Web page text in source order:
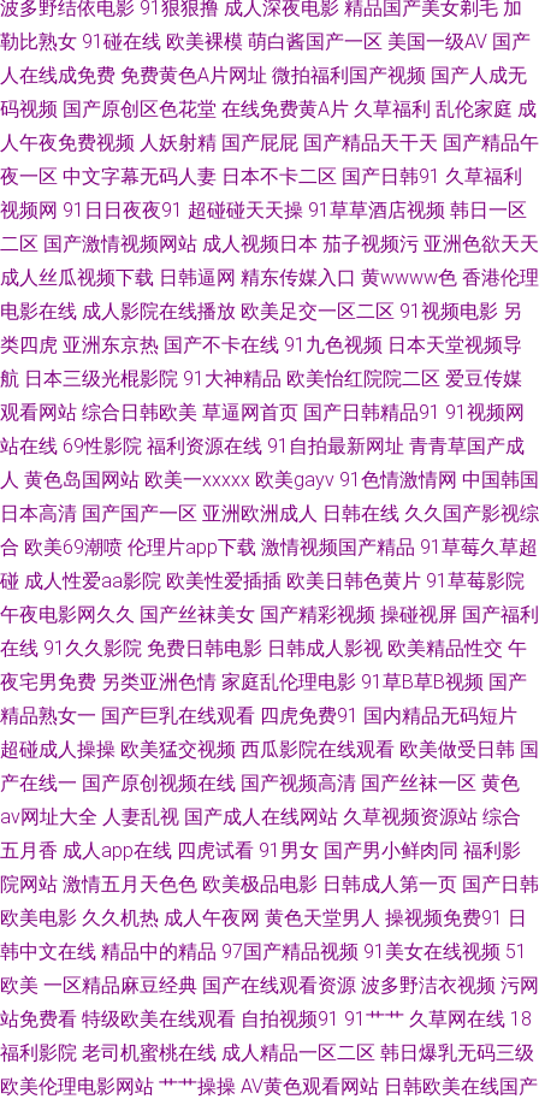
合午夜网 99热国产 www国产 成人a级网 韩国aa在线播放 久草國產視頻 麻豆
传媟精选集 青青草ab 日本www免费 无码专区伦理三级 伊人熟女网 人人草人
人妻91 午夜18福利 亚洲视频日韩 91福利版 91综合影院 精品国产乱码 老司
机午夜性大片 欧美TV少妇 欧美性爱伊人 人人澡精品 无码破解版 午夜激情一
区 亚洲自拍小说网 最新的黄色网址 波多野吉依电影 豆花视频无码 国内超碰
韩日二三区不卡 久久香蕉色 男人av资源在线 青娱乐91系列 日韩成网 四虎免
费视频 亚洲伦理四区在线 AV性爱久 大香蕉大香蕉9草 国产黄色高清网站 韩
国A级无码片 狼友基地91 欧美A片在线播放 青娱乐毛片 日韩AV一区 五月婷
品一区 久久肏逼网 欧美日韩a 人人爽爽 丝袜福利导航 在线黄色网 99福利网
超碰免费公开 国产HD网址 黑人黄色网 另类海角专区 欧美在线操 日本婷婷
熟女视频91 亚洲欧美情欲 91国产TS www9玖玖 成人毛片基地 国产久久视频
激情五月天综合网 欧美人妖另类 日本呀V在线观看 丝袜足交资源 午夜少妇
亚洲乡村午夜剧场 91无码超碰爱搞 超碰人17C 福利小视频 国产少妇高潮 四
虎视屏 在线观AV 91丝袜稀缺资源 AV午夜影视 成人日本三级 国产区第一页
久久视频A片欧美 青青操黄色网址 91国精产品 91社入口 韩国三级入口 三级
视频国产 AV无码熟女 红日汉AV 午夜成人av剧场 97人妻碰碰碰 免费看黄大
全 少妇后入后股 亚洲av资源网站 91日比 成人快播女神 海角天涯91社区 老
波多野结依电影 91狠狠撸 成人深夜电影 精品国产美女剃毛 加
勒比熟女 91碰在线 欧美裸模 萌白酱国产一区 美国一级AV 国产
人在线成免费 免费黄色A片网址 微拍福利国产视频 国产人成无
码视频 国产原创区色花堂 在线免费黄A片 久草福利 乱伦家庭 成
人午夜免费视频 人妖射精 国产屁屁 国产精品天干天 国产精品午
夜一区 中文字幕无码人妻 日本不卡二区 国产日韩91 久草福利
视频网 91日日夜夜91 超碰碰天天操 91草草酒店视频 韩日一区
二区 国产激情视频网站 成人视频日本 茄子视频污 亚洲色欲天天
成人丝瓜视频下载 日韩逼网 精东传媒入口 黄wwww色 香港伦理
电影在线 成人影院在线播放 欧美足交一区二区 91视频电影 另
类四虎 亚洲东京热 国产不卡在线 91九色视频 日本天堂视频导
航 日本三级光棍影院 91大神精品 欧美怡红院院二区 爱豆传媒
观看网站 综合日韩欧美 草逼网首页 国产日韩精品91 91视频网
站在线 69性影院 福利资源在线 91自拍最新网址 青青草国产成
人 黄色岛国网站 欧美一xxxxx 欧美gayv 91色情激情网 中国韩国
日本高清 国产国产一区 亚洲欧洲成人 日韩在线 久久国产影视综
合 欧美69潮喷 伦理片app下载 激情视频国产精品 91草莓久草超
碰 成人性爱aa影院 欧美性爱插插 欧美日韩色黄片 91草莓影院
午夜电影网久久 国产丝袜美女 国产精彩视频 操碰视屏 国产福利
在线 91久久影院 免费日韩电影 日韩成人影视 欧美精品性交 午
夜宅男免费 另类亚洲色情 家庭乱伦理电影 91草B草B视频 国产
精品熟女一 国产巨乳在线观看 四虎免费91 国内精品无码短片
超碰成人操操 欧美猛交视频 西瓜影院在线观看 欧美做受日韩 国
产在线一 国产原创视频在线 国产视频高清 国产丝袜一区 黄色
av网址大全 人妻乱视 国产成人在线网站 久草视频资源站 综合
五月香 成人app在线 四虎试看 91男女 国产男小鲜肉同 福利影
院网站 激情五月天色色 欧美极品电影 日韩成人第一页 国产日韩
欧美电影 久久机热 成人午夜网 黄色天堂男人 操视频免费91 日
韩中文在线 精品中的精品 97国产精品视频 91美女在线视频 51
欧美 一区精品麻豆经典 国产在线观看资源 波多野洁衣视频 污网
站免费看 特级欧美在线观看 自拍视频91 91艹艹 久草网在线 18
福利影院 老司机蜜桃在线 成人精品一区二区 韩日爆乳无码三级
欧美伦理电影网站 艹艹操操 AV黄色观看网站 日韩欧美在线国产